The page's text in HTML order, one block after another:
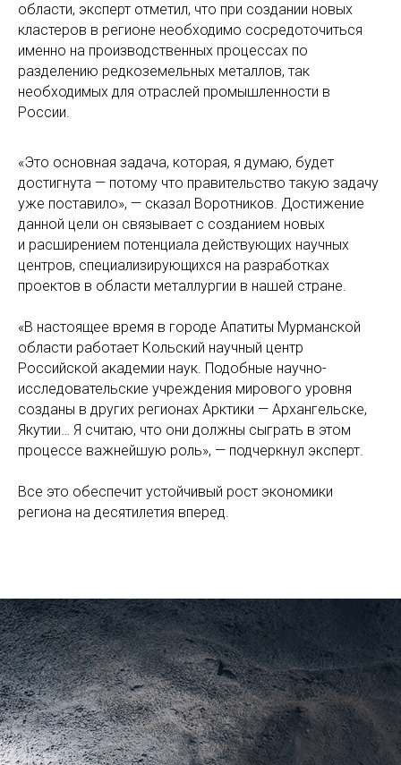
области, эксперт отметил, что при создании новых
кластеров в регионе необходимо сосредоточиться
именно на производственных процессах по
разделению редкоземельных металлов, так
необходимых для отраслей промышленности в
России.
«Это основная задача, которая, я думаю, будет
достигнута — потому что правительство такую задачу
уже поставило», — сказал Воротников. Достижение
данной цели он связывает с созданием новых
и расширением потенциала действующих научных
центров, специализирующихся на разработках
проектов в области металлургии в нашей стране.
«В настоящее время в городе Апатиты Мурманской
области работает Кольский научный центр
Российской академии наук. Подобные научно-
исследовательские учреждения мирового уровня
созданы в других регионах Арктики — Архангельске,
Якутии… Я считаю, что они должны сыграть в этом
процессе важнейшую роль», — подчеркнул эксперт.
Все это обеспечит устойчивый рост экономики
региона на десятилетия вперед.